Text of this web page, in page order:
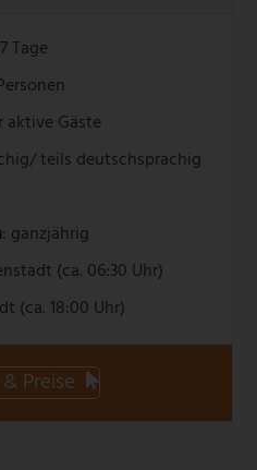
Tage
aktive Gäste
teils deutschsprachig
: ganzjährig
(ca. 06:30 Uhr)
(ca. 18:00 Uhr)
Preise